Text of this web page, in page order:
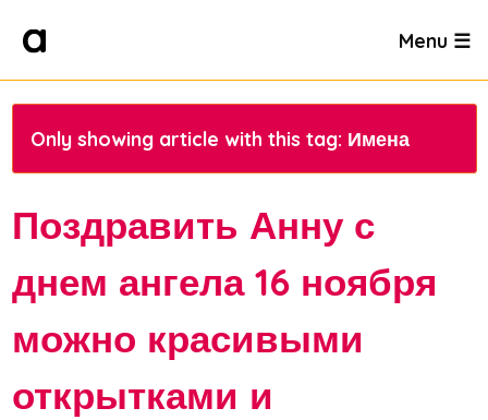
Menu ☰
Only showing article with this tag: Имена
Поздравить Анну с
днем ангела 16 ноября
можно красивыми
открытками и